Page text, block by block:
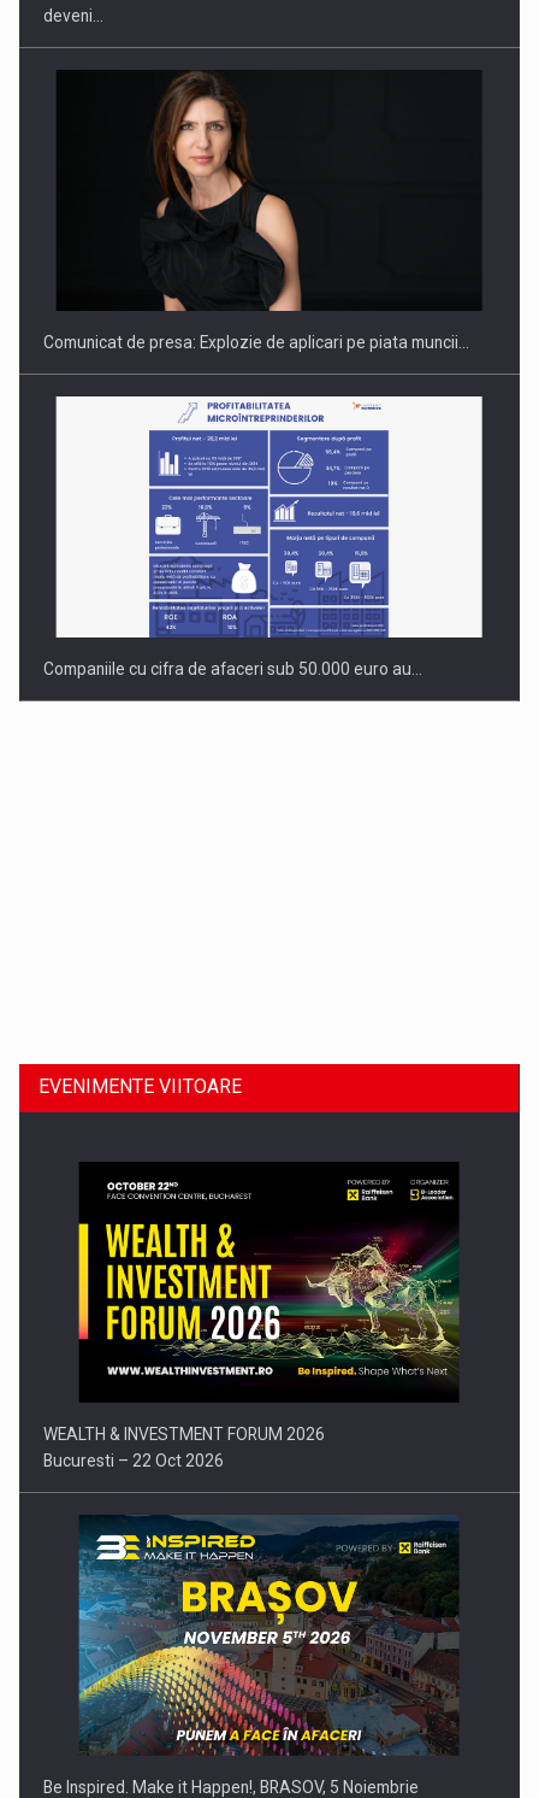
PUTTING ROMANIAN CORPORATE COMPANIES ON THE
INTERNATIONAL BUSINESS SCENE
deveni…
Comunicat de presa: Explozie de aplicari pe piata muncii…
Companiile cu cifra de afaceri sub 50.000 euro au…
Comunicat de presa: Joburile part-time reincep sa intre pe…
EVENIMENTE VIITOARE
WEALTH & INVESTMENT FORUM 2026
Bucuresti – 22 Oct 2026
Be Inspired. Make it Happen!, BRASOV, 5 Noiembrie